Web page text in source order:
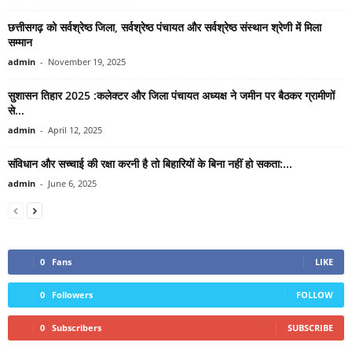
छत्तीसगढ़ को सर्वश्रेष्ठ जिला, सर्वश्रेष्ठ पंचायत और सर्वश्रेष्ठ संस्थान श्रेणी में मिला
सम्मान
admin - November 19, 2025
सुशासन तिहार 2025 :कलेक्टर और जिला पंचायत अध्यक्ष ने जमीन पर बैठकर ग्रामीणों
से...
admin - April 12, 2025
संविधान और सच्चाई की रक्षा करनी है तो बिहारियों के बिना नहीं हो सकता:...
admin - June 6, 2025
0 Fans LIKE
0 Followers FOLLOW
0 Subscribers SUBSCRIBE